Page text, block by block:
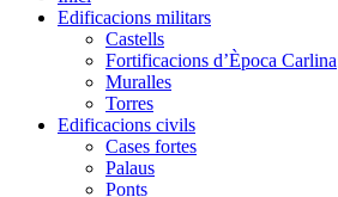
Edificacions militars
Castells
Fortificacions d’Època Carlina
Muralles
Torres
Edificacions civils
Cases fortes
Palaus
Ponts